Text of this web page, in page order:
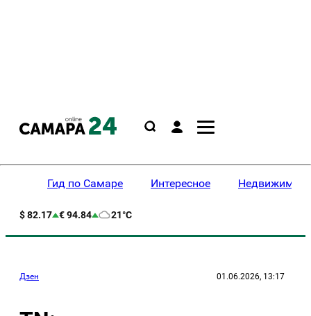
Гид по Самаре Интересное
$ 82.17 € 94.84 21°C
Дзен 01.06.2026, 13:17